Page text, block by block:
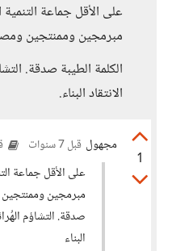
على الأقل جماعة
مبرمجين وممنتجين
الكلمة الطيبة صدقة.
الانتقاد البناء.
1
مجهول قبل 7 سنوات
على الأقل جماعة
مبرمجين وممنتجين
صدقة. التشاؤم
البناء